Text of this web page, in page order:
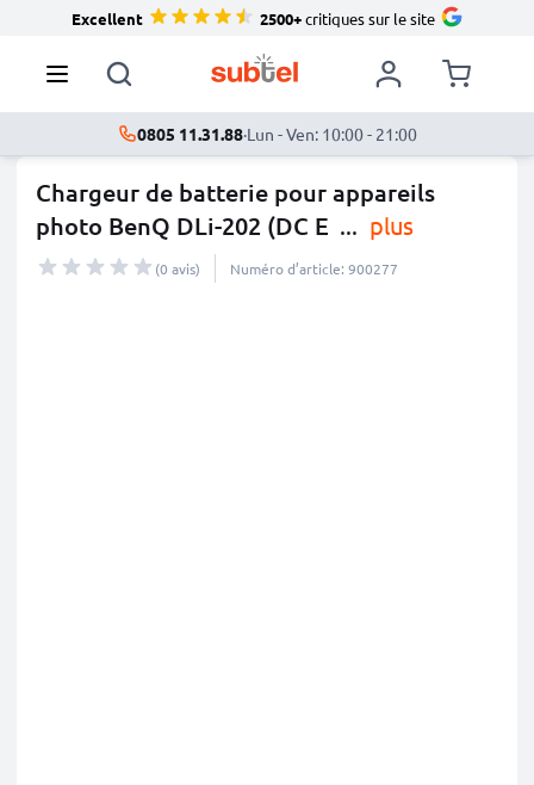
Excellent 2500+critiques sur le site
0805 11.31.88·Lun - Ven: 10:00 - 21:00
Chargeur de batterie pour appareils
photo BenQ DLi-202 (DC E ... plus
(0 avis) Numéro d’article: 900277